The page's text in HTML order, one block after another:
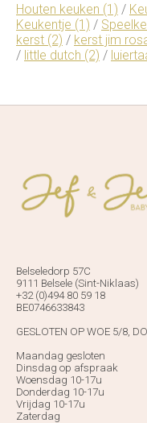
Houten keuken (1) /
Keukentje (1) /
kerst (2) / kerst jim
/ little dutch (2) /
Belseledorp 57C
9111 Belsele (Sint-Niklaas)
+32 (0)494 80 59 18
BE0746633843
GESLOTEN OP WOE 5/8,
Maandag gesloten
Dinsdag op afspraak
Woensdag 10-17u
Donderdag 10-17u
Vrijdag 10-17u
Zaterdag